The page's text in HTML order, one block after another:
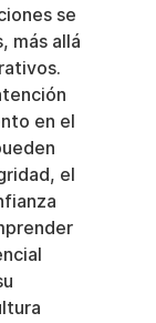
se
más allá
en el
el